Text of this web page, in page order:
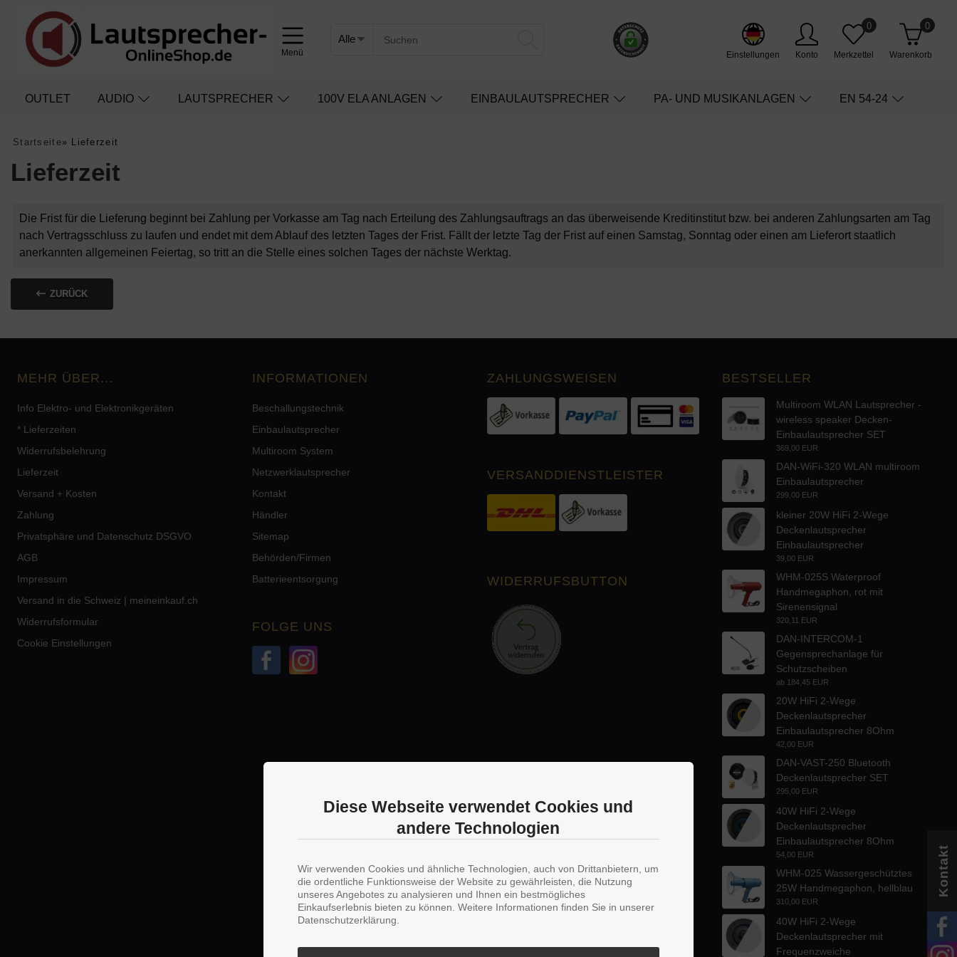
Menü Einstellungen Konto Merkzettel
0
Warenkorb
0
OUTLET AUDIO LAUTSPRECHER 100V ELA ANLAGEN EINBAULAUTSPRECHER PA- UND MUSIKANLAGEN EN 54-24
Startseite» Lieferzeit
Lieferzeit
Die Frist für die Lieferung beginnt bei Zahlung per Vorkasse am Tag nach Erteilung des Zahlungsauftrags an das überweisende Kreditinstitut bzw. bei anderen Zahlungsarten am Tag
nach Vertragsschluss zu laufen und endet mit dem Ablauf des letzten Tages der Frist. Fällt der letzte Tag der Frist auf einen Samstag, Sonntag oder einen am Lieferort staatlich
anerkannten allgemeinen Feiertag, so tritt an die Stelle eines solchen Tages der nächste Werktag.
ZURÜCK
MEHR ÜBER...
Info Elektro- und Elektronikgeräten
* Lieferzeiten
Widerrufsbelehrung
Lieferzeit
Versand + Kosten
Zahlung
Privatsphäre und Datenschutz DSGVO
AGB
Impressum
Versand in die Schweiz | meineinkauf.ch
Widerrufsformular
Cookie Einstellungen
INFORMATIONEN
Beschallungstechnik
Einbaulautsprecher
Multiroom System
Netzwerklautsprecher
Kontakt
Händler
Sitemap
Behörden/Firmen
Batterieentsorgung
FOLGE UNS
Kontakt
ZAHLUNGSWEISEN
VERSANDDIENSTLEISTER
WIDERRUFSBUTTON
BESTSELLER
Multiroom WLAN Lautsprecher -
wireless speaker Decken-
Einbaulautsprecher SET
369,00 EUR
DAN-WiFi-320 WLAN multiroom
Einbaulautsprecher
299,00 EUR
kleiner 20W HiFi 2-Wege
Deckenlautsprecher
Einbaulautsprecher
39,00 EUR
WHM-025S Waterproof
Handmegaphon, rot mit
Sirenensignal
320,11 EUR
DAN-INTERCOM-1
Gegensprechanlage für
Schutzscheiben
ab 184,45 EUR
20W HiFi 2-Wege
Deckenlautsprecher
Einbaulautsprecher 8Ohm
42,00 EUR
DAN-VAST-250 Bluetooth
Deckenlautsprecher SET
295,00 EUR
40W HiFi 2-Wege
Deckenlautsprecher
Einbaulautsprecher 8Ohm
54,00 EUR
WHM-025 Wassergeschütztes
25W Handmegaphon, hellblau
310,00 EUR
40W HiFi 2-Wege
Deckenlautsprecher mit
Frequenzweiche
Diese Webseite verwendet Cookies und
andere Technologien
Wir verwenden Cookies und ähnliche Technologien, auch von Drittanbietern, um
die ordentliche Funktionsweise der Website zu gewährleisten, die Nutzung
unseres Angebotes zu analysieren und Ihnen ein bestmögliches
Einkaufserlebnis bieten zu können. Weitere Informationen finden Sie in unserer
Datenschutzerklärung.